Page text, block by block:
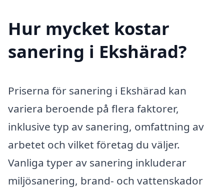
Hur mycket kostar
sanering i Ekshärad?
Priserna för sanering i Ekshärad kan
variera beroende på flera faktorer,
inklusive typ av sanering, omfattning av
arbetet och vilket företag du väljer.
Vanliga typer av sanering inkluderar
miljösanering, brand- och vattenskador